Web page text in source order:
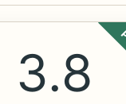
3.8